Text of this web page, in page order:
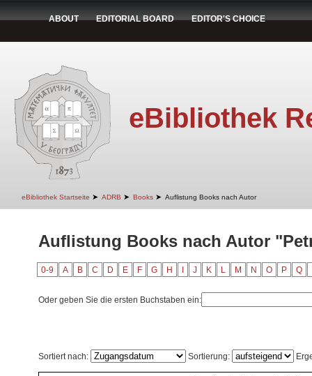
ABOUT EDITORIAL BOARD EDITOR'S CHOICE
eBibliothek
eBibliothek Startseite ➤ ADRB ➤ Books ➤ Auflistung Books nach Autor
Auflistung Books nach Autor
0-9 A B C D E F G H J K L M N O P Q
Oder geben Sie die ersten Buchstaben ein:
Sortiert nach: Sortierung: